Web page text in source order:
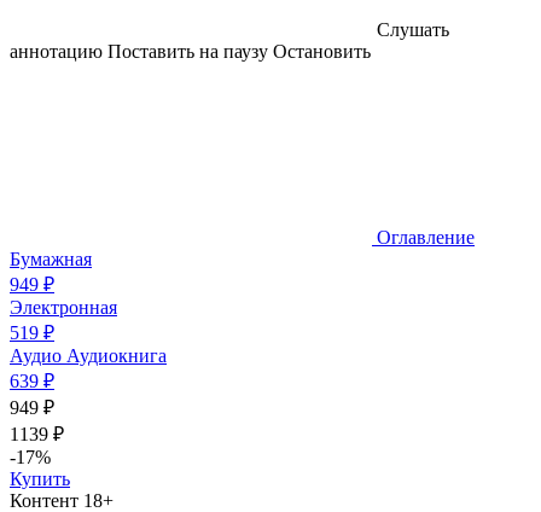
Слушать
аннотацию Поставить на паузу Остановить
Оглавление
Бумажная
949 ₽
Электронная
519 ₽
Аудио Аудиокнига
639 ₽
949 ₽
1139 ₽
-17%
Купить
Контент 18+